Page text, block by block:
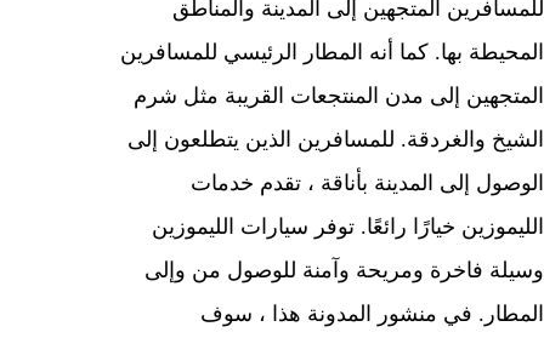
للمسافرين المتجهين إلى المدينة والمناطق
المحيطة بها. كما أنه المطار الرئيسي للمسافرين
المتجهين إلى مدن المنتجعات القريبة مثل شرم
الشيخ والغردقة. للمسافرين الذين يتطلعون إلى
الوصول إلى المدينة بأناقة ، تقدم خدمات
الليموزين خيارًا رائعًا. توفر سيارات الليموزين
وسيلة فاخرة ومريحة وآمنة للوصول من وإلى
المطار. في منشور المدونة هذا ، سوف